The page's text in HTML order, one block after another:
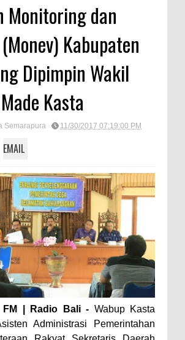
Monitoring dan
Kabupaten
Dipimpin Wakil
Kasta
Semarapura 11/30/2017 07:19:00 PM
EMAIL
FM | Radio Bali - Wabup Kasta
Administrasi Pemerintahan